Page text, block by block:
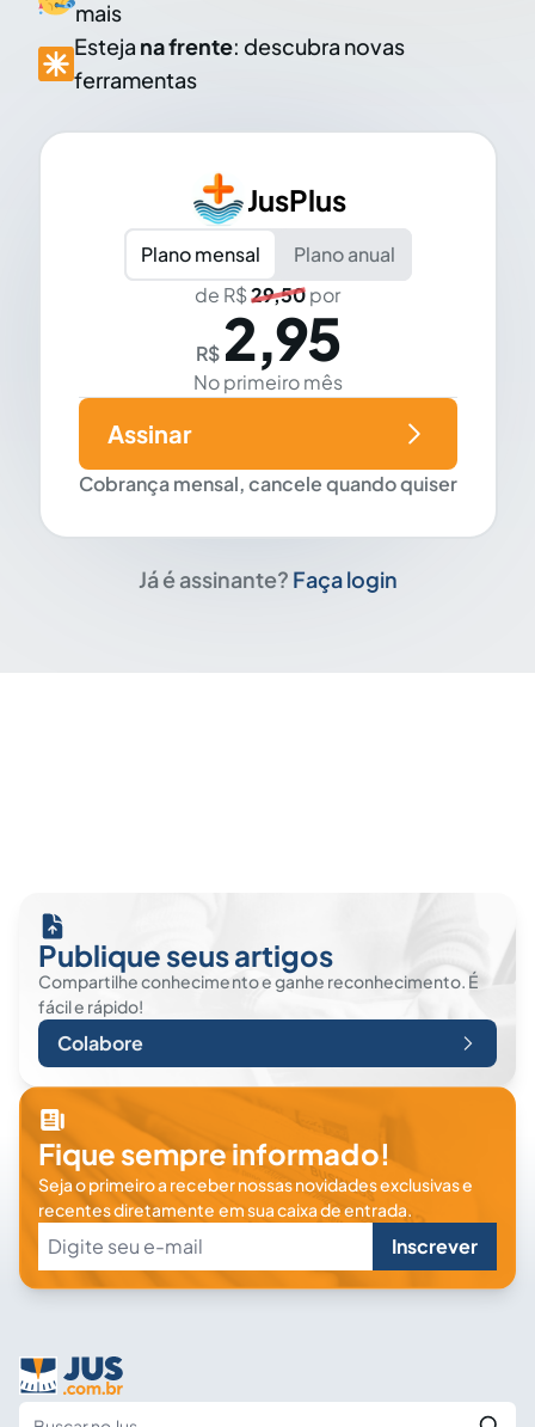
mais
Esteja na frente: descubra novas
ferramentas
JusPlus
Plano mensal
Plano anual
de R$29,50por
R$ 2,95
No primeiro mês
Cobrança mensal, cancele quando quiser
Assinar
Já é assinante? Faça login
Publique seus artigos
Compartilhe conhecimento e ganhe reconhecimento. É
fácil e rápido!
Colabore
Fique sempre informado!
Seja o primeiro a receber nossas novidades exclusivas e
recentes diretamente em sua caixa de entrada.
Inscrever